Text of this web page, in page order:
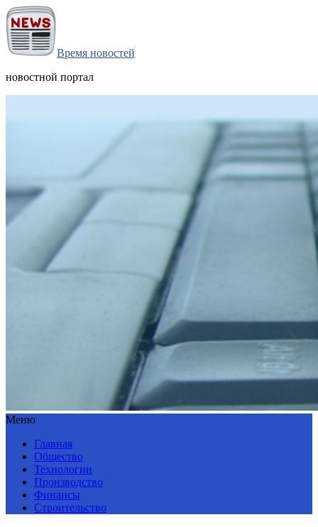
Время новостей
новостной портал
Меню
Главная
Общество
Технологии
Производство
Финансы
Строительство